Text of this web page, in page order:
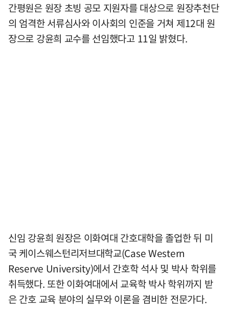
간평원은 원장 초빙 공모 지원자를 대상으로 원장추천단
의 엄격한 서류심사와 이사회의 인준을 거쳐 제12대 원
장으로 강윤희 교수를 선임했다고 11일 밝혔다.
신임 강윤희 원장은 이화여대 간호대학을 졸업한 뒤 미
국 케이스웨스턴리저브대학교(Case Western
Reserve University)에서 간호학 석사 및 박사 학위를
취득했다. 또한 이화여대에서 교육학 박사 학위까지 받
은 간호 교육 분야의 실무와 이론을 겸비한 전문가다.